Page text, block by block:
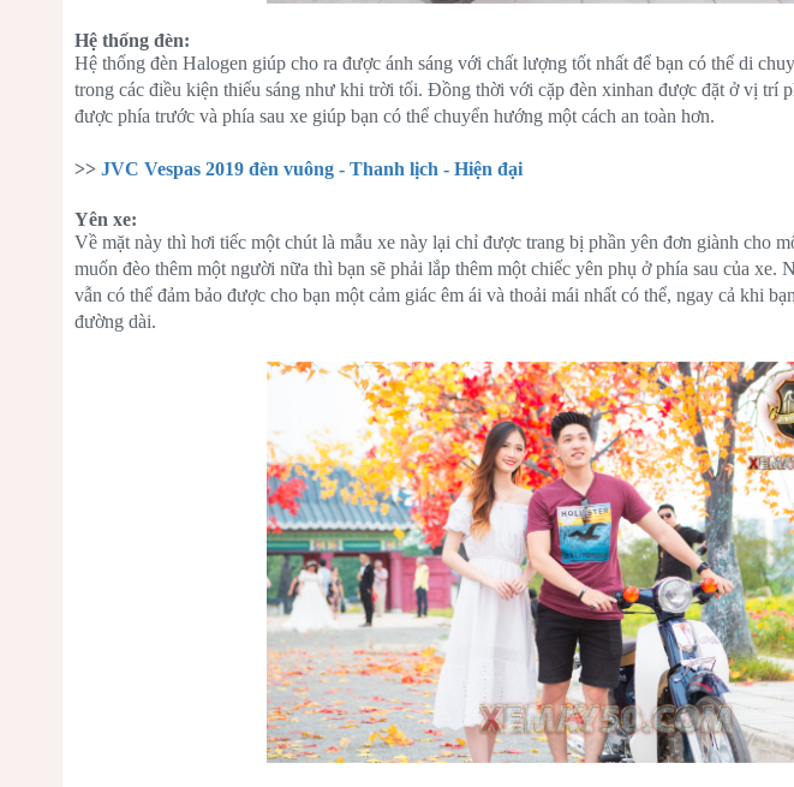
Hệ thống đèn:
Hệ thống đèn Halogen giúp cho ra được ánh sáng với chất lượng tốt nhất để bạn có thể di
trong các điều kiện thiếu sáng như khi trời tối. Đồng thời với cặp đèn xinhan được đặt ở vị trí
được phía trước và phía sau xe giúp bạn có thể chuyển hướng một cách an toàn hơn.
>> JVC Vespas 2019 đèn vuông - Thanh lịch - Hiện đại
Yên xe:
Về mặt này thì hơi tiếc một chút là mẫu xe này lại chỉ được trang bị phần yên đơn giành cho
muốn đèo thêm một người nữa thì bạn sẽ phải lắp thêm một chiếc yên phụ ở phía sau của xe.
vẫn có thể đảm bảo được cho bạn một cảm giác êm ái và thoải mái nhất có thể, ngay cả khi
đường dài.